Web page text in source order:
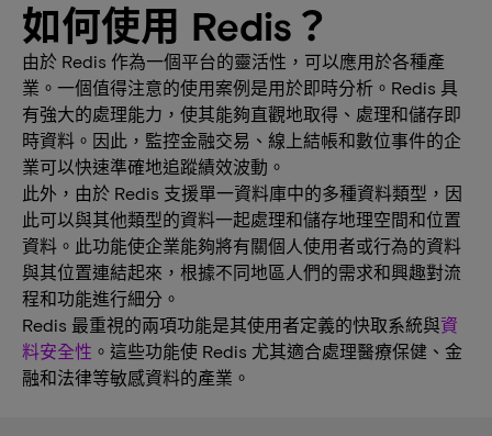
如何使用 Redis？
由於 Redis 作為一個平台的靈活性，可以應用於各種產
業。一個值得注意的使用案例是用於即時分析。Redis 具
有強大的處理能力，使其能夠直觀地取得、處理和儲存即
時資料。因此，監控金融交易、線上結帳和數位事件的企
業可以快速準確地追蹤績效波動。
此外，由於 Redis 支援單一資料庫中的多種資料類型，因
此可以與其他類型的資料一起處理和儲存地理空間和位置
資料。此功能使企業能夠將有關個人使用者或行為的資料
與其位置連結起來，根據不同地區人們的需求和興趣對流
程和功能進行細分。
Redis 最重視的兩項功能是其使用者定義的快取系統與資
料安全性 。這些功能使 Redis 尤其適合處理醫療保健、金
融和法律等敏感資料的產業。